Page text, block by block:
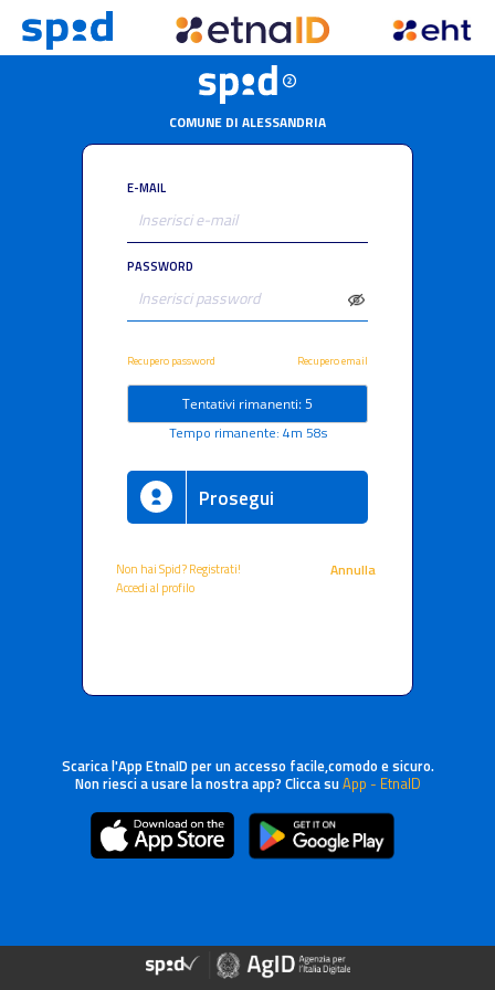
COMUNE DI ALESSANDRIA
E-MAIL
PASSWORD
Recupero password Recupero email
Tentativi rimanenti: 5
Tempo rimanente: 4m 58s
Prosegui
Non hai Spid? Registrati!
Accedi al profilo
Annulla
Scarica l'App EtnaID per un accesso facile,comodo e sicuro.
Non riesci a usare la nostra app? Clicca suApp - EtnaID